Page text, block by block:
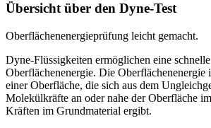
Übersicht über den Dyne-Test
Oberflächenenergieprüfung leicht gemacht.
Dyne-Flüssigkeiten ermöglichen eine
Oberflächenenergie. Die Oberflächenenergie
einer Oberfläche, die sich aus dem
Molekülkräfte an oder nahe der Oberfläche
Kräften im Grundmaterial ergibt.